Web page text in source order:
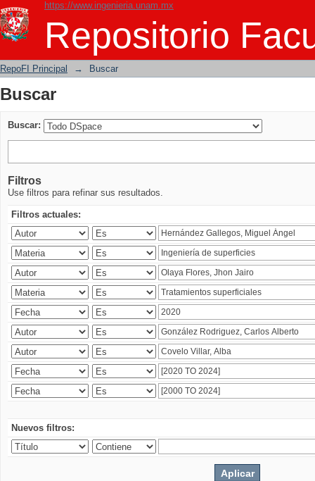
https://www.ingenieria.unam.mx
Repositorio
Buscar
RepoFI Principal → Buscar
Buscar
Buscar:
Filtros
Use filtros para refinar sus resultados.
Filtros actuales:
Nuevos filtros: